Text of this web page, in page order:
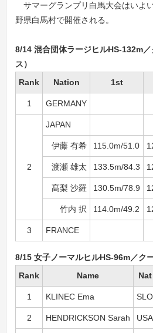
サマーグランプリ白馬大会はいよ
野県白馬村で開催される。
8/14 混合団体ラージヒルHS-132m
ス）
Rank
Nation 1st
1 GERMANY
2
JAPAN
伊藤 有希 115.0m/51.0
渡瀬 雄太 133.5m/84.3
髙梨 沙羅 130.5m/78.9
竹内 択 114.0m/49.2
3 FRANCE
8/15 女子ノーマルヒルHS-96m／ク
Rank
Name Nat
1 KLINEC Ema SLO
2 HENDRICKSON Sarah USA